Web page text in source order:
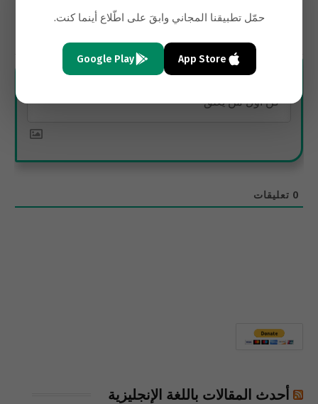
الاشتراك
0 تعليقات
أحدث المقالات باللغة الإنجليزية
حمّل تطبيقنا المجاني وابقَ على اطّلاع أينما كنت.
App Store
Google Play